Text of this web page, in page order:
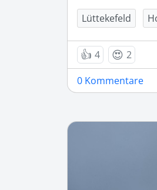
Lüttekefeld
👍 4 😍 2
0 Kommentare